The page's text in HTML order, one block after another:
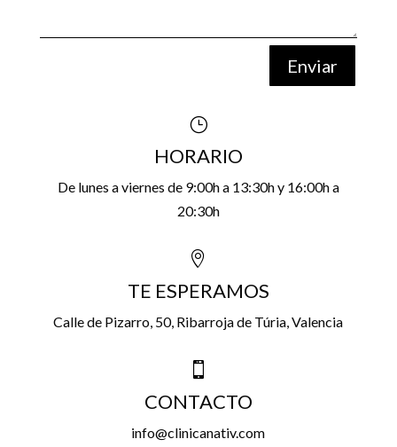
Enviar
}
HORARIO
De lunes a viernes de 9:00h a 13:30h y 16:00h a
20:30h

TE ESPERAMOS
Calle de Pizarro, 50, Ribarroja de Túria, Valencia

CONTACTO
info@clinicanativ.com